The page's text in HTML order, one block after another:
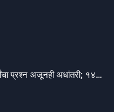
प्रश्न अजूनही अधांतरी; १४…